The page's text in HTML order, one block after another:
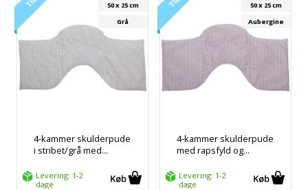
4-kammer skulderpude
i stribet/grå med...
50 x 25 cm
Grå
Levering: 1-2
dage
4-kammer skulderpude
med rapsfyld og...
50 x 25 cm
Aubergine
Levering: 1-2
dage